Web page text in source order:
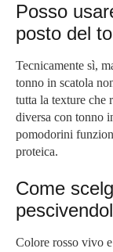
Posso
posto del
Tecnicamente sì,
tonno in scatola
tutta la texture che
diversa con tonno
pomodorini
proteica.
Come
Colore rosso vivo